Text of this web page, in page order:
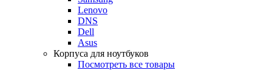
Lenovo
DNS
Dell
Asus
Корпуса для ноутбуков
Посмотреть все товары